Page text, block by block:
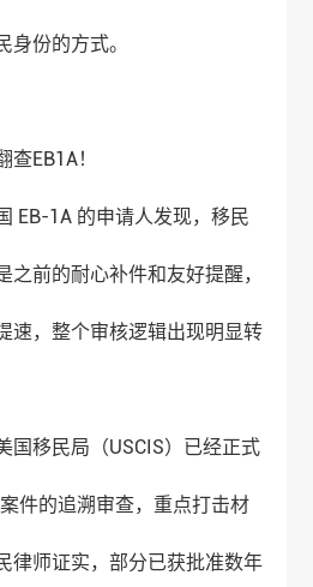
份的方式。
EB1A！
EB-1A 的申请人发现，移民
之前的耐心补件和友好提醒，
速，整个审核逻辑出现明显转
国移民局（USCIS）已经正式
件的追溯审查，重点打击材
律师证实，部分已获批准数年